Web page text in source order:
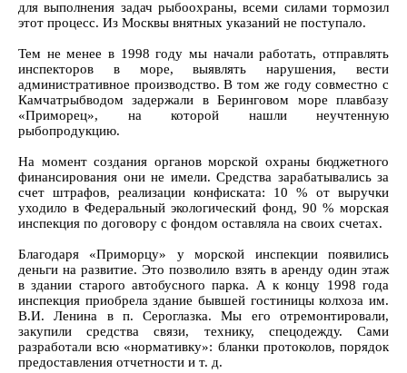
для выполнения задач рыбоохраны, всеми силами тормозил
этот процесс. Из Москвы внятных указаний не поступало.
Тем не менее в 1998 году мы начали работать, отправлять
инспекторов в море, выявлять нарушения, вести
административное производство. В том же году совместно с
Камчатрыбводом задержали в Беринговом море плавбазу
«Приморец», на которой нашли неучтенную
рыбопродукцию.
На момент создания органов морской охраны бюджетного
финансирования они не имели. Средства зарабатывались за
счет штрафов, реализации конфиската: 10 % от выручки
уходило в Федеральный экологический фонд, 90 % морская
инспекция по договору с фондом оставляла на своих счетах.
Благодаря «Приморцу» у морской инспекции появились
деньги на развитие. Это позволило взять в аренду один этаж
в здании старого автобусного парка. А к концу 1998 года
инспекция приобрела здание бывшей гостиницы колхоза им.
В.И. Ленина в п. Сероглазка. Мы его отремонтировали,
закупили средства связи, технику, спецодежду. Сами
разработали всю «нормативку»: бланки протоколов, порядок
предоставления отчетности и т. д.